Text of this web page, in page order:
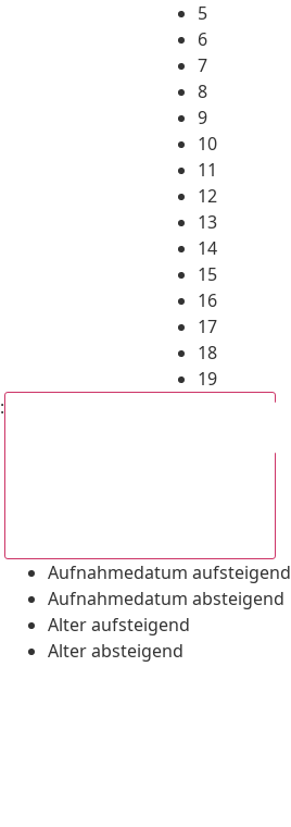
5
6
7
8
9
10
11
12
13
14
15
16
17
18
19
:
Aufnahmedatum aufsteigend
Aufnahmedatum absteigend
Alter aufsteigend
Alter absteigend